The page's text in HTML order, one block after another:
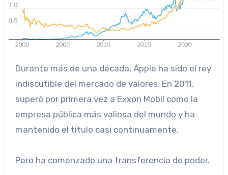
Durante más de una década, Apple ha sido el rey
indiscutible del mercado de valores. En 2011,
superó por primera vez a Exxon Mobil como la
empresa pública más valiosa del mundo y ha
mantenido el título casi continuamente.
Pero ha comenzado una transferencia de poder.